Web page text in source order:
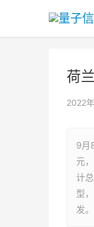
荷
2022
9月
元
计
型
发